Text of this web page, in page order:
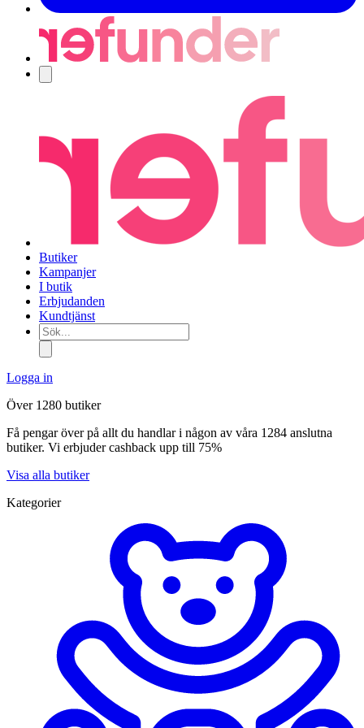
Butiker
Kampanjer
I butik
Erbjudanden
Kundtjänst
Sök...
Logga in
Över 1280 butiker
Få pengar över på allt du handlar i någon av våra 1284 anslutna
butiker. Vi erbjuder cashback upp till 75%
Visa alla butiker
Kategorier